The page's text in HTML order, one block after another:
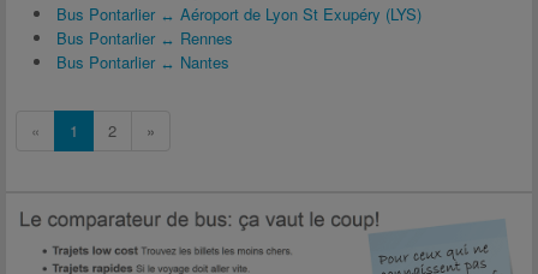
Bus Pontarlier ↔ Aéroport de Lyon St Exupéry (LYS)
Bus Pontarlier ↔ Rennes
Bus Pontarlier ↔ Nantes
« 1 2 »